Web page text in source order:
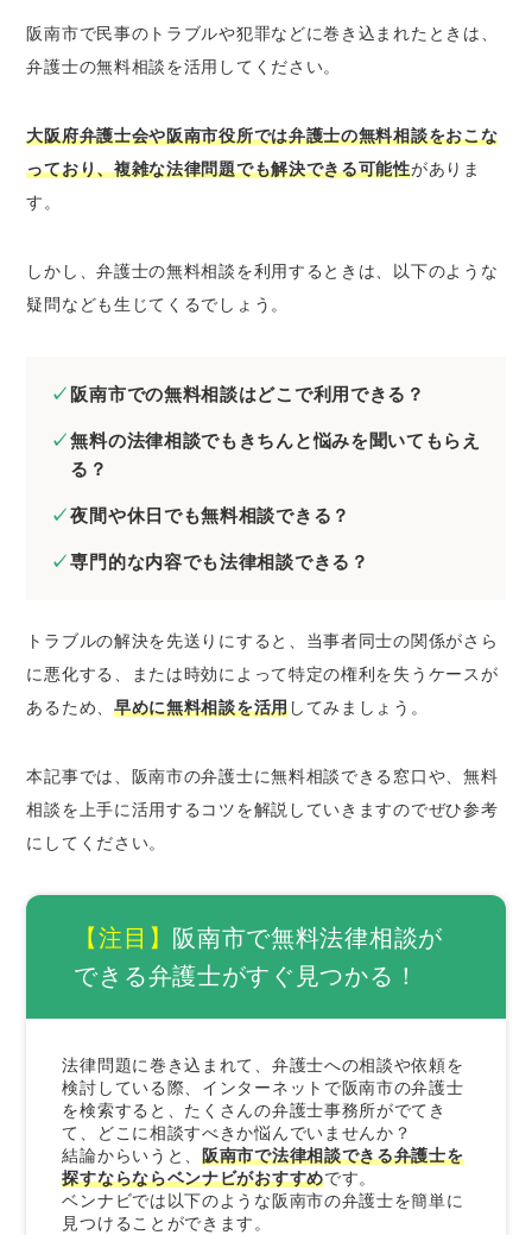
大阪府弁護士会の無料法律相談
法テラスの無料法律相談
阪南市の弁護士に分野別の無料法律相談をした
したいとき
したいとき
したいとき
阪南市の弁護士に債権回収の無料法律相談を
したいとき
したいとき
したいとき
阪南市の弁護士にネットトラブルの無料法律
相談をしたいとき
証拠や資料を集めておく
当事者が複数いるときは相関図を作成する
メール相談やLINE相談を活用する
阪南市で法律問題を解決するときの弁護士の選
び方
専門書などを監修している弁護士を選ぶ
来所不要の弁護士を選ぶ
依頼者の意向を尊重してくれる弁護士を選ぶ
まとめ｜阪南市で無料法律相談できる弁護士は
ベンナビで探そう
阪南市で民事のトラブルや犯罪などに巻き込まれたときは、
弁護士の無料相談を活用してください。
大阪府弁護士会や阪南市役所では弁護士の無料相談をおこな
っており、複雑な法律問題でも解決できる可能性がありま
す。
しかし、弁護士の無料相談を利用するときは、以下のような
疑問なども生じてくるでしょう。
阪南市での無料相談はどこで利用できる？
無料の法律相談でもきちんと悩みを聞いてもらえ
る？
夜間や休日でも無料相談できる？
専門的な内容でも法律相談できる？
トラブルの解決を先送りにすると、当事者同士の関係がさら
に悪化する、または時効によって特定の権利を失うケースが
あるため、 早めに無料相談を活用してみましょう。
本記事では、阪南市の弁護士に無料相談できる窓口や、無料
相談を上手に活用するコツを解説していきますのでぜひ参考
にしてください。
【注目】 阪南市で無料法律相談が
できる弁護士がすぐ見つかる！
法律問題に巻き込まれて、弁護士への相談や依頼を
検討している際、インターネットで阪南市の弁護士
を検索すると、たくさんの弁護士事務所がでてき
て、どこに相談すべきか悩んでいませんか？
結論からいうと、阪南市で法律相談できる弁護士を
探すならならベンナビがおすすめです。
ベンナビでは以下のような阪南市の弁護士を簡単に
見つけることができます。